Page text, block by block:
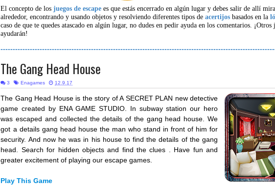
El concepto de losjuegos de escape es que estás encerrado en algún lugar y debes salir de allí
alrededor, encontrando y usando objetos y resolviendo diferentes tipos deacertijos basados en la
caso de que te quedes atascado en algún lugar, no dudes en pedir ayuda en los comentarios. ¡Otros
ayudarán!
The Gang Head House
3 Enagames 12.9.17
The Gang Head House is the story of A SECRET PLAN new detective
game created by ENA GAME STUDIO. In subway station our hero
was escaped and collected the details of the gang head house. We
got a details gang head house the man who stand in front of him for
security. And now he was in his house to find the details of the gang
head. Search for hidden objects and find the clues . Have fun and
greater excitement of playing our escape games.
Play This Game